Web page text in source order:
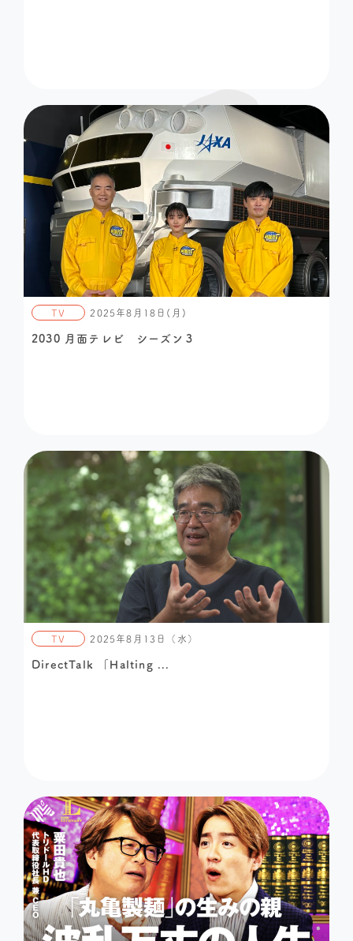
TV 2025年8月18日(月)
2030 月面テレビ シーズン３
TV 2025年8月13日（水）
DirectTalk 「Halting ...